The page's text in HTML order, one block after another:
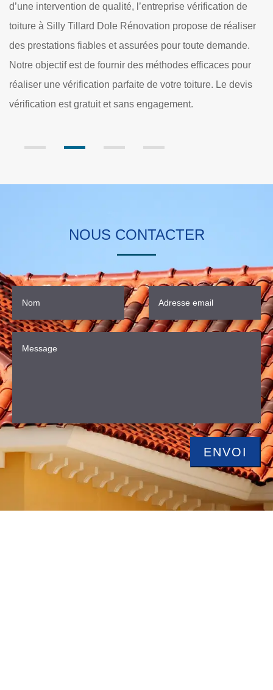
de
pour
environs, notre équipe de couvreur vérification de
Silly Tillard propose des services adéquats à chaque
besoin. Ainsi, nos experts en recherche de fuite de
mettent en place des méthodes telles que : -
à l’œil nu - la recherche de fuite par gaz traceur - la
thermographique - le colorant traceur…
NOUS CONTACTER